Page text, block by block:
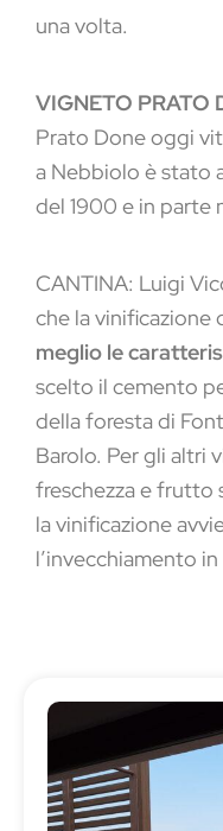
una volta.
VIGNETO PRATO
Prato Done oggi
a Nebbiolo è stato
del 1900 e in parte
CANTINA: Luigi
che la vinificazione
meglio le
scelto il cemento
della foresta di
Barolo. Per gli altri
freschezza e frutto
la vinificazione
l’invecchiamento